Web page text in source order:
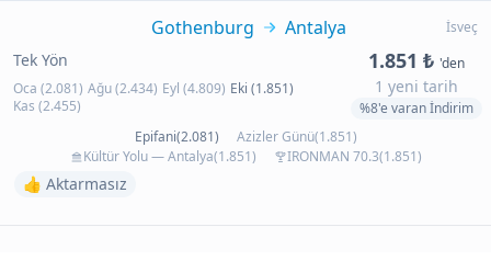
İsveç
Gothenburg Antalya
Tek Yön
Oca (2.081) Ağu (2.434) Eyl (4.809) Eki (1.851)
Kas (2.455)
1.851 ₺ 'den
1 yeni tarih
%8'e varan İndirim
Epifani(2.081)
Azizler Günü(1.851)
Kültür Yolu — Antalya(1.851)
IRONMAN 70.3(1.851)
👍 Aktarmasız